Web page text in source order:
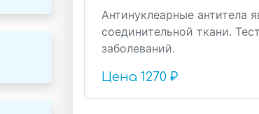
Антинуклеарные антитела
соединительной ткани.
заболеваний.
Цена 1270 ₽